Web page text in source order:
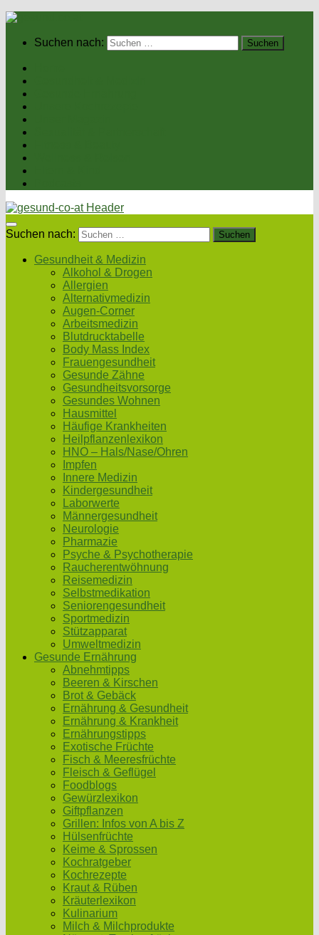
Suchen nach:
Suchen nach:
Gesundheit & Medizin
Alkohol & Drogen
Allergien
Alternativmedizin
Augen-Corner
Arbeitsmedizin
Blutdrucktabelle
Body Mass Index
Frauengesundheit
Gesunde Zähne
Gesundheitsvorsorge
Gesundes Wohnen
Hausmittel
Häufige Krankheiten
Heilpflanzenlexikon
HNO – Hals/Nase/Ohren
Impfen
Innere Medizin
Kindergesundheit
Laborwerte
Männergesundheit
Neurologie
Pharmazie
Psyche & Psychotherapie
Raucherentwöhnung
Reisemedizin
Selbstmedikation
Seniorengesundheit
Sportmedizin
Stützapparat
Umweltmedizin
Gesunde Ernährung
Abnehmtipps
Beeren & Kirschen
Brot & Gebäck
Ernährung & Gesundheit
Ernährung & Krankheit
Ernährungstipps
Exotische Früchte
Fisch & Meeresfrüchte
Fleisch & Geflügel
Foodblogs
Gewürzlexikon
Giftpflanzen
Grillen: Infos von A bis Z
Hülsenfrüchte
Keime & Sprossen
Kochratgeber
Kochrezepte
Kraut & Rüben
Kräuterlexikon
Kulinarium
Milch & Milchprodukte